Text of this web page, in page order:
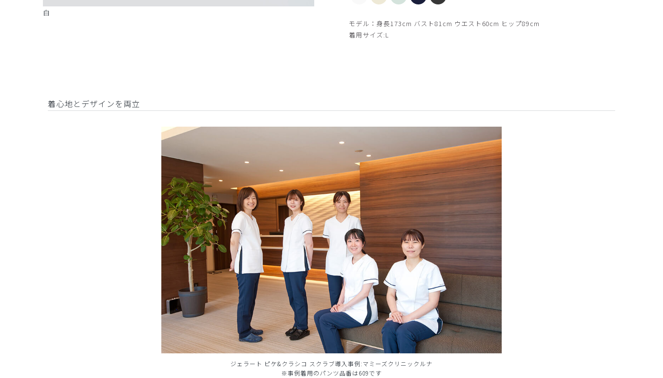
白
モデル：身長173cm バスト81cm ウエスト60cm ヒップ89cm
着用サイズ:L
着心地とデザインを両立
ジェラート ピケ&クラシコ スクラブ導入事例:マミーズクリニックルナ
※事例着用のパンツ品番は609です